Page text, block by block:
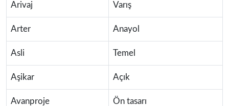
Arivaj Varış
Arter Anayol
Asli Temel
Aşikar Açık
Avanproje Ön tasarı